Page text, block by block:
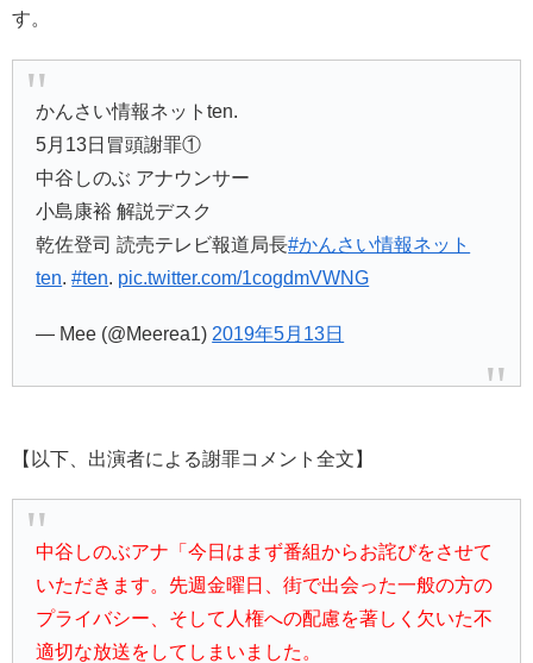
す。
かんさい情報ネットten.
5月13日冒頭謝罪①
中谷しのぶ アナウンサー
小島康裕 解説デスク
乾佐登司 読売テレビ報道局長#かんさい情報ネット
ten.#ten. pic.twitter.com/1cogdmVWNG
— Mee (@Meerea1) 2019年5月13日
【以下、出演者による謝罪コメント全文】
中谷しのぶアナ「今日はまず番組からお詫びをさせて
いただきます。先週金曜日、街で出会った一般の方の
プライバシー、そして人権への配慮を著しく欠いた不
適切な放送をしてしまいました。